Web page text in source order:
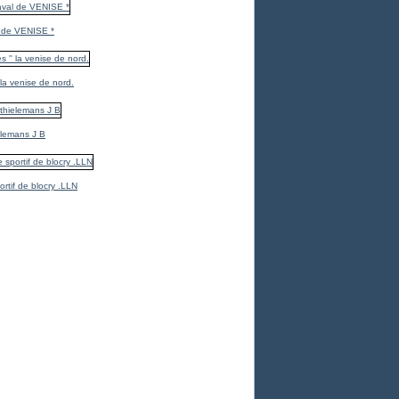
VENISE *
venise de nord.
J B
de blocry .LLN